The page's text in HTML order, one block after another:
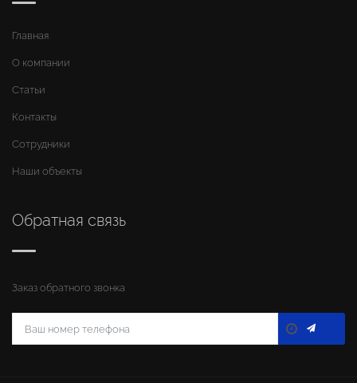
Главная
О компании
Статьи
Контакты
Сотрудники
Наши объекты
Обратная связь
Заказ обратного звонка